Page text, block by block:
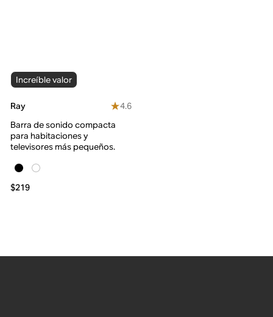
Increíble valor
Ray
4.6
Barra de sonido compacta
para habitaciones y
televisores más pequeños.
$219